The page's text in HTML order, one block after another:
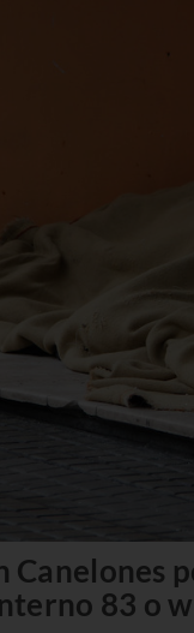
Canelones
83 o